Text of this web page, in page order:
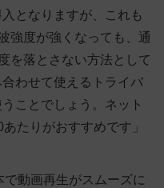
となりますが、これも
強度が強くなっても、通
を落とさない方法として
わせて使えるトライバ
ことでしょう。ネット
たりがおすすめです」
動画再生がスムーズに